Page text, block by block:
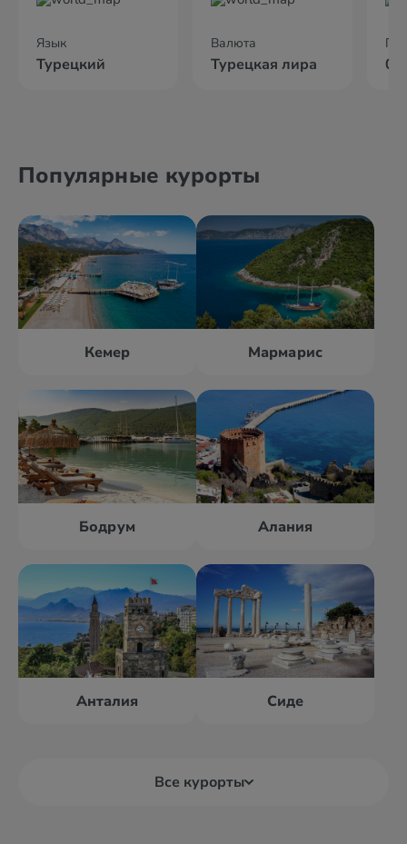
Язык
Турецкий
Валюта
Турецкая лира
Популярные курорты
Кемер Мармарис
Бодрум Алания
Анталия Сиде
Все курорты